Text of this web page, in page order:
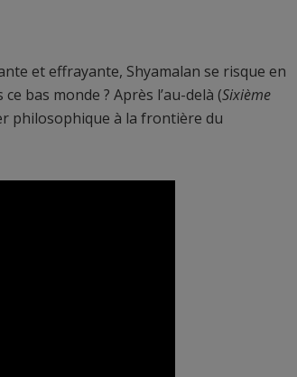
et effrayante, Shyamalan se risque en
bas monde ? Après l’au-delà (Sixième
philosophique à la frontière du